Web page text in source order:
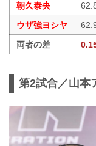
朝久泰央
ウザ強ヨシヤ
両者の差
第2試合／山本